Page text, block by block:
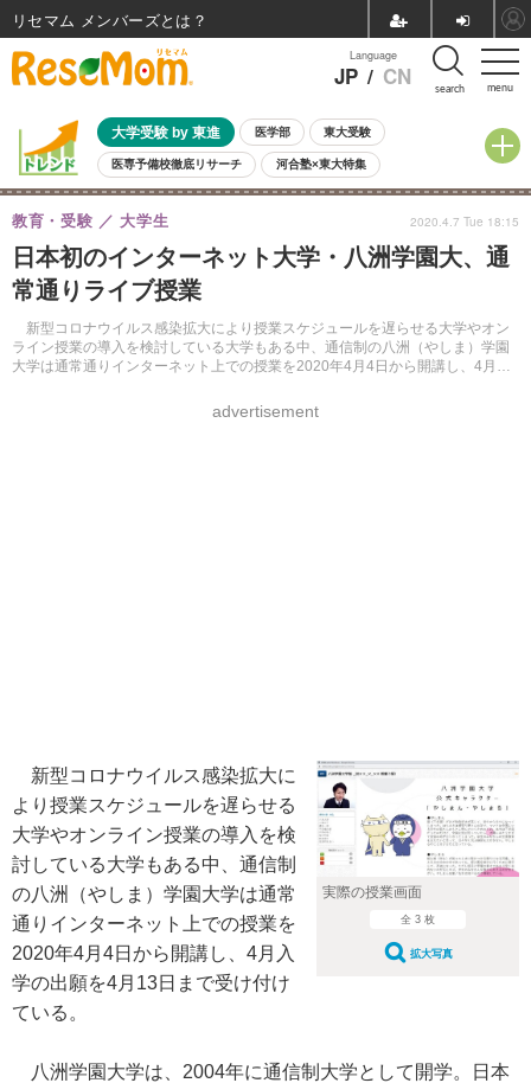
menu
Language
JP / CN search
大学受験 by 東進 医学部 東大受験
医専予備校徹底リサーチ 河合塾×東大特集
親子で考える大学選び 高校受験 中学受験 小学校受験
共通テスト 夏休み
8月開催イベント・WS 全国公立高校 過去問 人気記事
自由研究教材（小学生向け）
日本初のインターネット大学・八洲学園大、通
常通りライブ授業
新型コロナウイルス感染拡大により授業スケジュールを遅らせる大学やオン
ライン授業の導入を検討している大学もある中、通信制の八洲（やしま）学園
大学は通常通りインターネット上での授業を2020年4月4日から開講し、4月入
教育・受験 大学生
advertisement
2020.4.7 Tue 18:15
実際の授業画面
全 3 枚
拡大写真
新型コロナウイルス感染拡大に
より授業スケジュールを遅らせる
大学やオンライン授業の導入を検
討している大学もある中、通信制
の八洲（やしま）学園大学は通常
通りインターネット上での授業を
2020年4月4日から開講し、4月入
学の出願を4月13日まで受け付け
ている。
八洲学園大学は、2004年に通信制大学として開学。日本
リセマム メンバーズ